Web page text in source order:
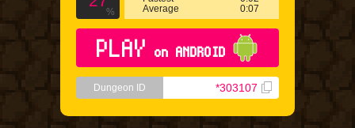
%
Average
0:07
PLAY on ANDROID
Dungeon ID *303107